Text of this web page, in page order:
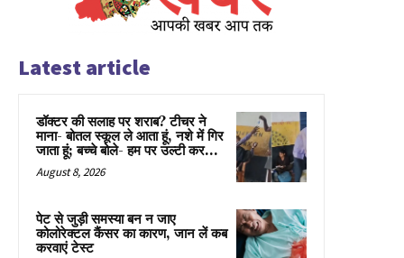
Latest article
डॉक्टर की सलाह पर शराब? टीचर ने
माना- बोतल स्कूल ले आता हूं, नशे में गिर
जाता हूं; बच्चे बोले- हम पर उल्टी कर...
August 8, 2026
पेट से जुड़ी समस्या बन न जाए
कोलोरेक्टल कैंसर का कारण, जान लें कब
करवाएं टेस्ट